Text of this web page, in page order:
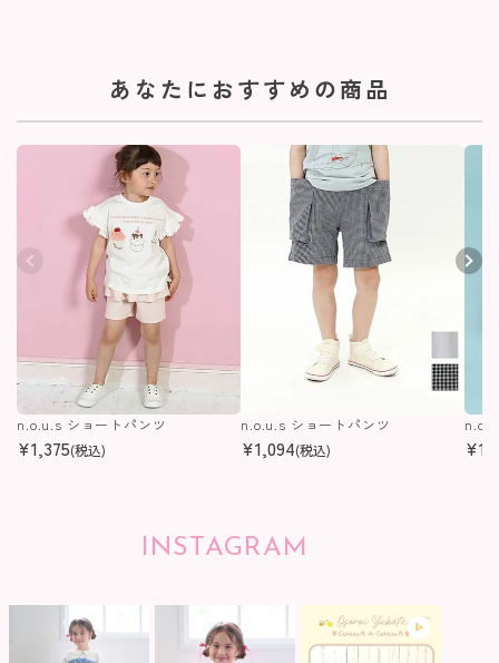
あなたにおすすめの商品
n.o.u.s ショートパンツ
¥1,375(税込)
n.o.u.s ショートパンツ
¥1,094(税込) ¥
INSTAGRAM